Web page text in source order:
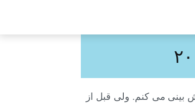
بینی می کنم. ولی قبل از